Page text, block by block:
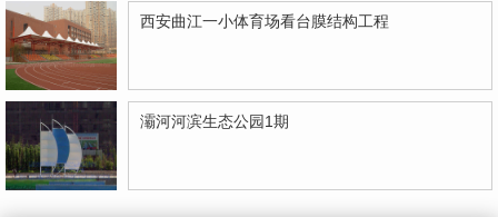
西安曲江一小体育场看台膜结构工程
灞河河滨生态公园1期